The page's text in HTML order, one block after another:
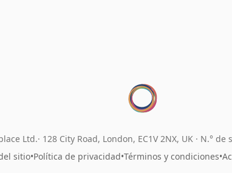
Ltd. 128 City Road, London, EC1V 2NX, UK · N.° de
sitio•Política de privacidad•Términos y condiciones•